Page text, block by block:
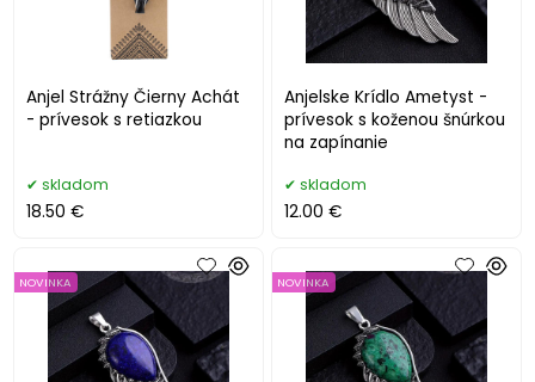
Anjel Strážny Čierny Achát
- prívesok s retiazkou
skladom
18.50 €
Anjelske Krídlo Ametyst -
prívesok s koženou šnúrkou
na zapínanie
skladom
12.00 €
NOVINKA NOVINKA